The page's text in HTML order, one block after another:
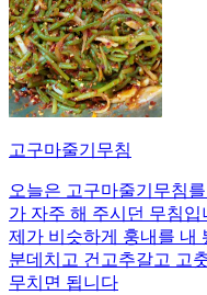
고구마줄기무침
오늘은 고구마줄기무침
가 자주 해 주시던 무침
제가 비슷하게 훙내를 내
분데치고 건고추갈고 고
무치면 됩니다